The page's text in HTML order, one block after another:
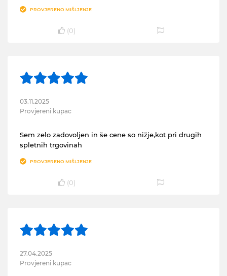
PROVJERENO MIŠLJENJE
(0)
03.11.2025
Provjereni kupac
Sem zelo zadovoljen in še cene so nižje,kot pri drugih
spletnih trgovinah
PROVJERENO MIŠLJENJE
(0)
27.04.2025
Provjereni kupac